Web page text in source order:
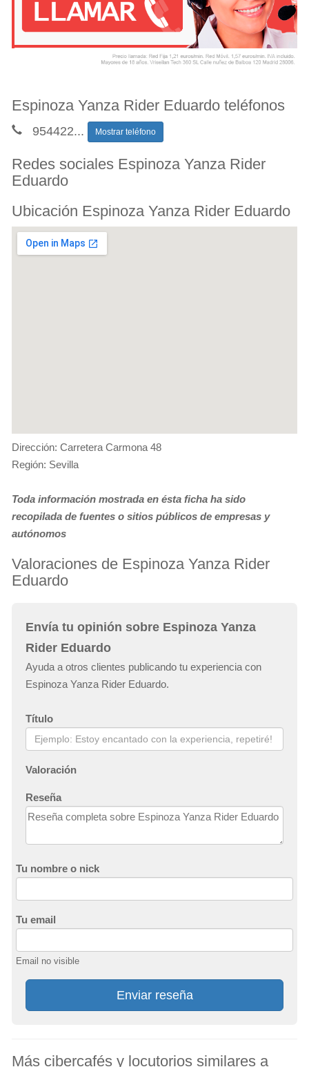
Espinoza Yanza Rider Eduardo teléfonos
954422... Mostrar teléfono
Redes sociales Espinoza Yanza Rider
Eduardo
Ubicación Espinoza Yanza Rider Eduardo
Dirección: Carretera Carmona 48
Región: Sevilla
Toda información mostrada en ésta ficha ha sido
recopilada de fuentes o sitios públicos de empresas y
autónomos
Valoraciones de Espinoza Yanza Rider
Eduardo
Envía tu opinión sobre Espinoza Yanza
Rider Eduardo
Ayuda a otros clientes publicando tu experiencia con
Espinoza Yanza Rider Eduardo.
Título
Valoración
Reseña
Tu nombre o nick
Tu email
Email no visible
Enviar reseña
Más cibercafés y locutorios similares a